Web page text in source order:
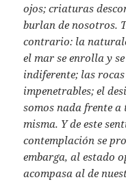
ojos; criaturas
burlan de nosotros.
contrario: la
el mar se enrolla y
indiferente; las
impenetrables; el
somos nada frente
misma. Y de este
contemplación se
embarga, al estado
acompasa al de